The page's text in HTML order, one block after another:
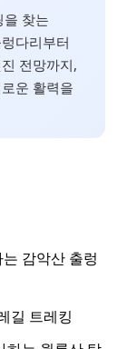
을 찾는
다리부터
전망까지,
운 활력을
감악산 출렁
길 트레킹